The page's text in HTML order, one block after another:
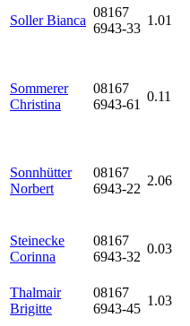
Soller Bianca
08167
6943-33
1.01
Sommerer
Christina
08167
6943-61
0.11
Sonnhütter
Norbert
08167
6943-22
2.06
Steinecke
Corinna
08167
6943-32
0.03
Thalmair
Brigitte
08167
6943-45
1.03